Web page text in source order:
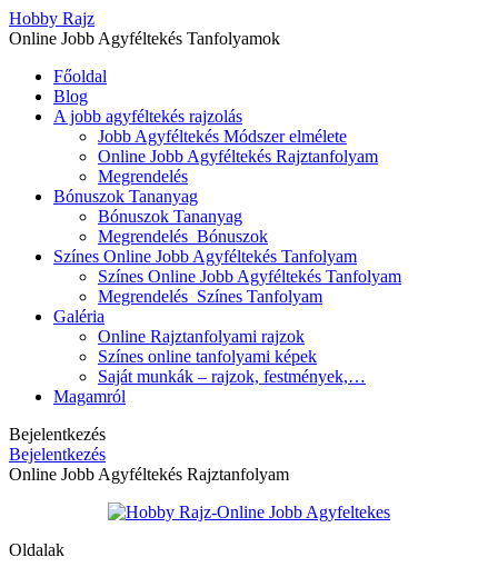
Hobby Rajz
Online Jobb Agyféltekés Tanfolyamok
Főoldal
Blog
A jobb agyféltekés rajzolás
Jobb Agyféltekés Módszer elmélete
Online Jobb Agyféltekés Rajztanfolyam
Megrendelés
Bónuszok Tananyag
Bónuszok Tananyag
Megrendelés_Bónuszok
Színes Online Jobb Agyféltekés Tanfolyam
Színes Online Jobb Agyféltekés Tanfolyam
Megrendelés_Színes Tanfolyam
Galéria
Online Rajztanfolyami rajzok
Színes online tanfolyami képek
Saját munkák – rajzok, festmények,…
Magamról
Bejelentkezés
Bejelentkezés
Online Jobb Agyféltekés Rajztanfolyam
Oldalak